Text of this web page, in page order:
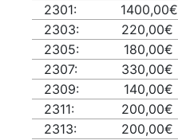
2301:
1400,00€
2303:
220,00€
2305:
180,00€
2307:
330,00€
2309:
140,00€
2311:
200,00€
2313:
200,00€